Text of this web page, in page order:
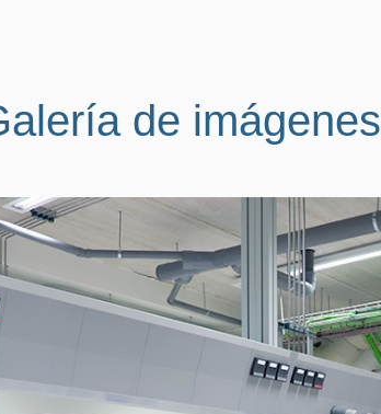
de imágenes